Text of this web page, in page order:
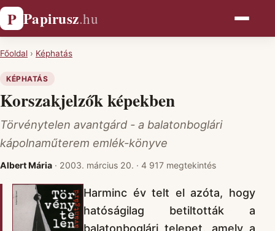
P Papirusz.hu
Főoldal › Képhatás
KÉPHATÁS
Korszakjelzők képekben
Törvénytelen avantgárd - a balatonboglári
kápolnaműterem emlék-könyve
Albert Mária · 2003. március 20. · 4 917 megtekintés
Harminc év telt el azóta, hogy
hatóságilag betiltották a
balatonboglári telepet, amely a